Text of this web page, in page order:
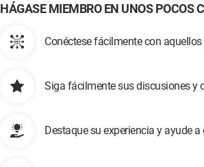
HÁGASE MIEMBRO EN UNOS POCOS
Conéctese fácilmente con
Siga fácilmente sus discusiones y
Destaque su experiencia y ayude